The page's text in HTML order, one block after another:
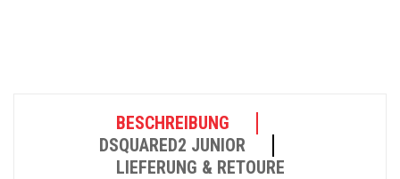
BESCHREIBUNG
DSQUARED2 JUNIOR
LIEFERUNG & RETOURE